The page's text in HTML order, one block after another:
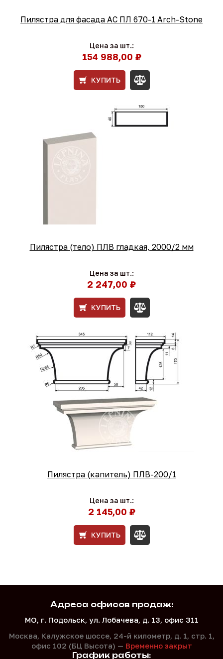
Пилястра для фасада АС ПЛ 670-1 Arch-Stone
Цена за шт.:
154 988,00 ₽
КУПИТЬ
Пилястра (тело) ПЛВ гладкая, 2000/2 мм
Цена за шт.:
2 247,00 ₽
КУПИТЬ
Пилястра (капитель) ПЛВ-200/1
Цена за шт.:
2 145,00 ₽
КУПИТЬ
Адреса офисов продаж:
МО, г. Подольск, ул. Лобачева, д. 13, офис 311
Москва, Калужское шоссе, 24-й километр, д. 1, стр. 1,
офис 102 (БЦ Высота) — Временно закрыт
График работы: